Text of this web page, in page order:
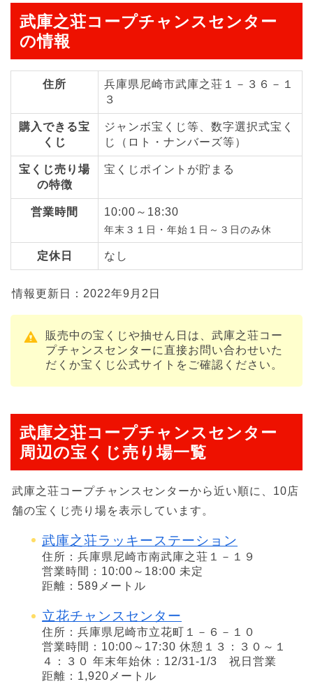
武庫之荘コープチャンスセンター
の情報
住所
兵庫県尼崎市武庫之荘１－３６－１
３
購入できる宝
くじ
ジャンボ宝くじ等、数字選択式宝く
じ（ロト・ナンバーズ等）
宝くじ売り場
の特徴
宝くじポイントが貯まる
営業時間 10:00～18:30
年末３１日・年始１日～３日のみ休
定休日 なし
情報更新日：2022年9月2日
販売中の宝くじや抽せん日は、武庫之荘コー
プチャンスセンターに直接お問い合わせいた
だくか宝くじ公式サイトをご確認ください。
武庫之荘コープチャンスセンター
周辺の宝くじ売り場一覧
武庫之荘コープチャンスセンターから近い順に、10店
舗の宝くじ売り場を表示しています。
武庫之荘ラッキーステーション
住所：兵庫県尼崎市南武庫之荘１－１９
営業時間：10:00～18:00 未定
距離：589メートル
立花チャンスセンター
住所：兵庫県尼崎市立花町１－６－１０
営業時間：10:00～17:30 休憩１３：３０～１
４：３０ 年末年始休：12/31-1/3 祝日営業
距離：1,920メートル